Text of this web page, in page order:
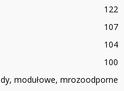
122
107
104
100
modułowe, mrozoodporne